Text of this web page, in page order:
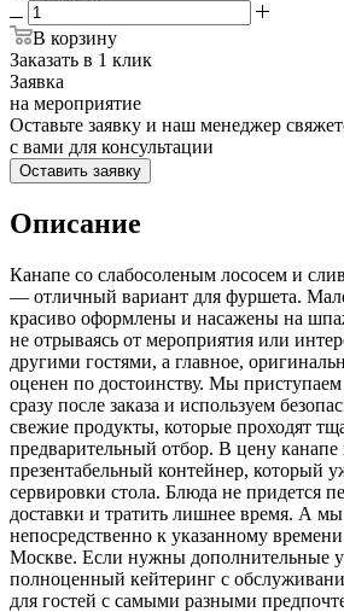
В корзину
Заказать в 1 клик
Заявка
на мероприятие
Оставьте заявку и наш менеджер
с вами для консультации
Оставить заявку
Описание
Канапе со слабосоленым лососем и
— отличный вариант для фуршета.
красиво оформлены и насажены на
не отрываясь от мероприятия или
другими гостями, а главное,
оценен по достоинству. Мы
сразу после заказа и используем
свежие продукты, которые проходят
предварительный отбор. В цену канапе
презентабельный контейнер, который
сервировки стола. Блюда не придется
доставки и тратить лишнее время. А
непосредственно к указанному
Москве. Если нужны дополнительные
полноценный кейтеринг с
для гостей с самыми разными